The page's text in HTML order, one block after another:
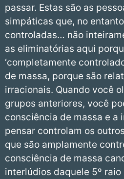
passar. Estas são as
simpáticas que, no
controladas… não
as eliminatórias aqui
‘completamente
de massa, porque são
irracionais. Quando você
grupos anteriores, você
consciência de massa e a
pensar controlam os
que são amplamente
consciência de massa
interlúdios daquele 5º